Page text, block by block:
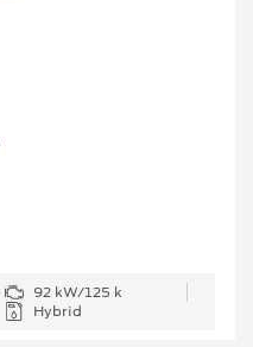
92 kW/125 k
Hybrid